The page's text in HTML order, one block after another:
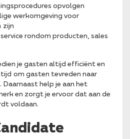
opvolgen
werkomgeving voor
zijn
rondom producten, sales
je gasten altijd efficiënt en
om gasten tevreden naar
help je aan het
en zorgt je ervoor dat aan de
voldaan.